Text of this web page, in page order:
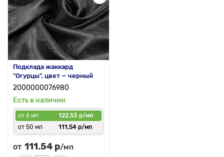
Подклада жаккард
"Огурцы", цвет — черный
2000000076980
Есть в наличии
от 6 мп
122.53 р/мп
от 50 мп
111.54 р/мп
от 111.54 р/мп